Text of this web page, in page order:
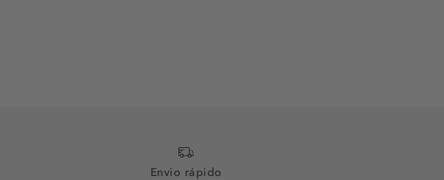
Envio rápido